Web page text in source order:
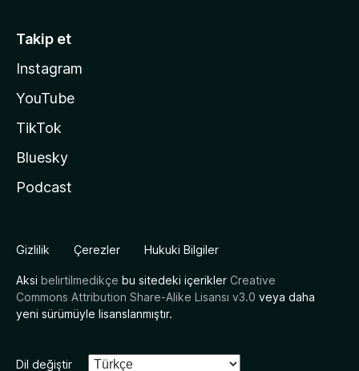
Takip et
Instagram
YouTube
TikTok
Bluesky
Podcast
Gizlilik Çerezler Hukuki Bilgiler
Aksi belirtilmedikçe bu sitedeki içerikler Creative
Commons Attribution Share-Alike Lisansı v3.0 veya daha
yeni sürümüyle lisanslanmıştır.
Dil değiştir